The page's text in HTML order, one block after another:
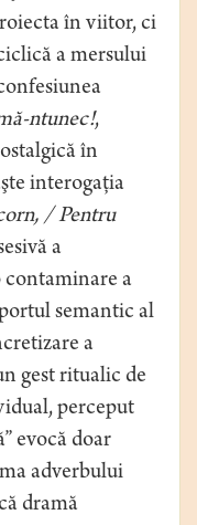
în viitor, ci
a mersului
ntunec!,
în
interogaţia
/ Pentru
a
contaminare a
semantic al
a
gest ritualic de
perceput
evocă doar
adverbului
dramă